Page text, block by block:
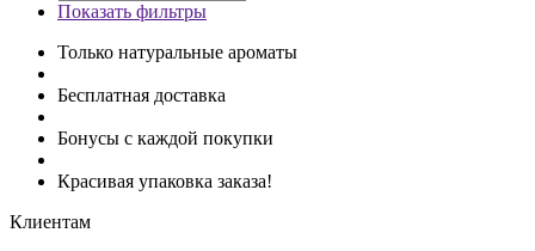
Показать фильтры
Только натуральные ароматы
Бесплатная доставка
Бонусы с каждой покупки
Красивая упаковка заказа!
Клиентам